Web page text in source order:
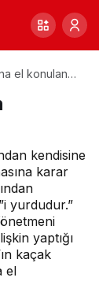
el konulan
kendisine
karar
yurdudur.”
yaptığı
kaçak
el
0 Paylaş